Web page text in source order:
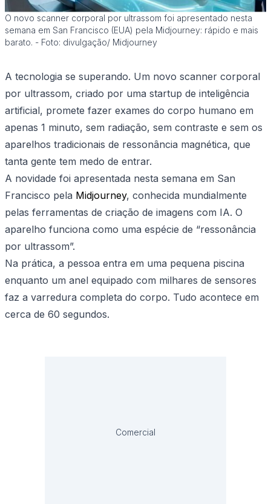
O novo scanner corporal por ultrassom foi apresentado nesta
semana em San Francisco (EUA) pela Midjourney: rápido e mais
barato. - Foto: divulgação/ Midjourney
A tecnologia se superando. Um novo scanner corporal
por ultrassom, criado por uma startup de inteligência
artificial, promete fazer exames do corpo humano em
apenas 1 minuto, sem radiação, sem contraste e sem os
aparelhos tradicionais de ressonância magnética, que
tanta gente tem medo de entrar.
A novidade foi apresentada nesta semana em San
Francisco pela Midjourney, conhecida mundialmente
pelas ferramentas de criação de imagens com IA. O
aparelho funciona como uma espécie de “ressonância
por ultrassom”.
Na prática, a pessoa entra em uma pequena piscina
enquanto um anel equipado com milhares de sensores
faz a varredura completa do corpo. Tudo acontece em
cerca de 60 segundos.
Comercial